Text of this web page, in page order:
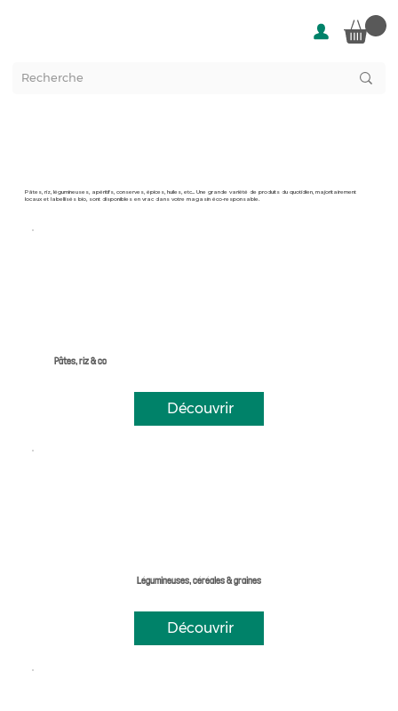
Pâtes, riz, légumineuses, apéritifs, conserves, épices, huiles, etc... Une grande variété de produits du quotidien, majoritairement
locaux et labellisés bio, sont disponibles en vrac dans votre magasin éco-responsable.
Pâtes, riz & co
Découvrir
Légumineuses, céréales & graines
Découvrir